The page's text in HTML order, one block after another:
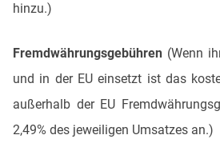
hinzu.)
Fremdwährungsgebühren (Wenn
und in der EU einsetzt ist das
außerhalb der EU
2,49% des jeweiligen Umsatzes an.)